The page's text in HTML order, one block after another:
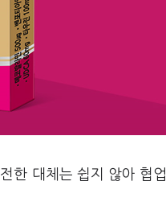
한 대체는 쉽지 않아 협업